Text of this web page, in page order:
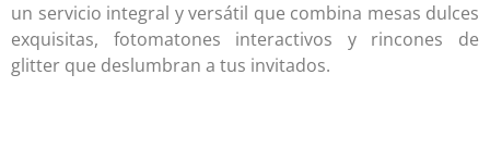
un servicio integral y versátil que combina mesas dulces
exquisitas, fotomatones interactivos y rincones de
glitter que deslumbran a tus invitados.